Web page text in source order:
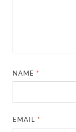
NAME *
EMAIL *